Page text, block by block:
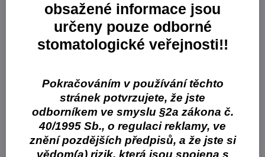
Varianta:
Euronda savky limetka, 100 ks
Skladové číslo:
400089L
Skladem
85,12 Kč bez DPH
Varianta:
Euronda savky modré, 100 ks
Skladové číslo: 400089M
Skladem
115 Kč
obsažené informace jsou
určeny pouze odborné
stomatologické veřejnosti!!
Pokračováním v používání těchto
stránek potvrzujete, že jste
odborníkem ve smyslu §2a zákona č.
40/1995 Sb., o regulaci reklamy, ve
znění pozdějších předpisů, a že jste si
vědom(a) rizik, která jsou spojena s